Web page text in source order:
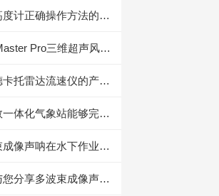
海底高度计正确操作方法的详细说明
WindMaster Pro三维超声风速风向传感器主要技术参数
浅述德卡托雷达流速仪的产品特点
多参数一体化气象站能够完成多种监测任务
多波束成像声呐在水下作业的应用
一文与您分享多波束成像声呐的正确操作方法